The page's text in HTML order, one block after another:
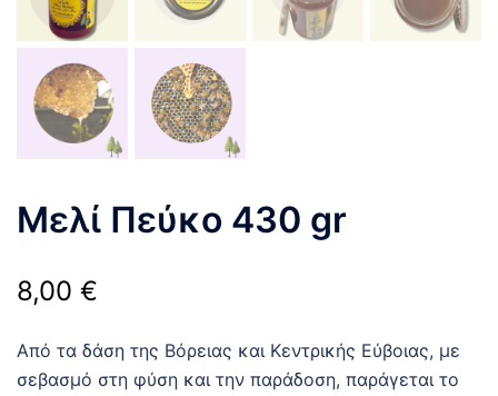
Μελί Πεύκο 430 gr
8,00 €
Από τα δάση της Βόρειας και Κεντρικής Εύβοιας, με
σεβασμό στη φύση και την παράδοση, παράγεται το